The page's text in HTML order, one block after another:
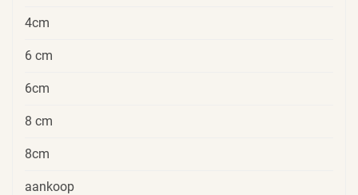
4cm
6 cm
6cm
8 cm
8cm
aankoop